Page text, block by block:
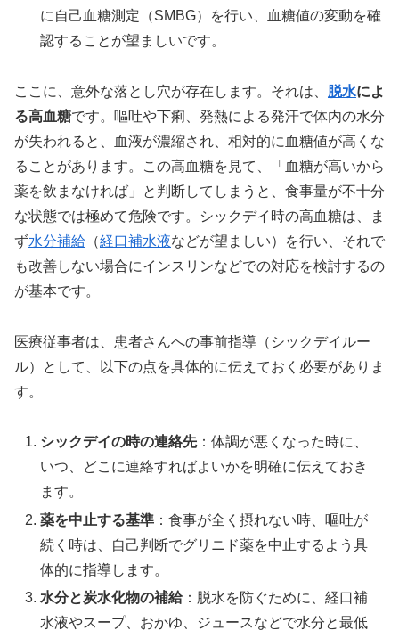
に自己血糖測定（SMBG）を行い、血糖値の変動を確
認することが望ましいです。
ここに、意外な落とし穴が存在します。それは、 脱水によ
る高血糖です。嘔吐や下痢、発熱による発汗で体内の水分
が失われると、血液が濃縮され、相対的に血糖値が高くな
ることがあります。この高血糖を見て、「血糖が高いから
薬を飲まなければ」と判断してしまうと、食事量が不十分
な状態では極めて危険です。シックデイ時の高血糖は、ま
ず水分補給 （経口補水液などが望ましい）を行い、それで
も改善しない場合にインスリンなどでの対応を検討するの
が基本です。
医療従事者は、患者さんへの事前指導（シックデイルー
ル）として、以下の点を具体的に伝えておく必要がありま
す。
シックデイの時の連絡先：体調が悪くなった時に、
いつ、どこに連絡すればよいかを明確に伝えておき
ます。
薬を中止する基準 ：食事が全く摂れない時、嘔吐が
続く時は、自己判断でグリニド薬を中止するよう具
体的に指導します。
水分と炭水化物の補給：脱水を防ぐために、経口補
水液やスープ、おかゆ、ジュースなどで水分と最低